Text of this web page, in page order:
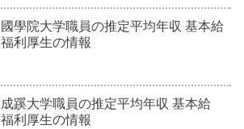
國學院大学職員の推定平均年収 基本給
福利厚生の情報
成蹊大学職員の推定平均年収 基本給
福利厚生の情報